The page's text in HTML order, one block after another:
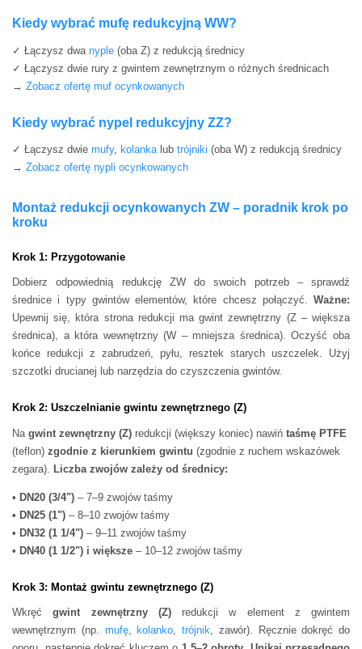
Kiedy wybrać mufę redukcyjną WW?
✓ Łączysz dwa nyple (oba Z) z redukcją średnicy
✓ Łączysz dwie rury z gwintem zewnętrznym o różnych średnicach
→ Zobacz ofertę muf ocynkowanych
Kiedy wybrać nypel redukcyjny ZZ?
✓ Łączysz dwie mufy, kolanka lub trójniki (oba W) z redukcją średnicy
→ Zobacz ofertę nypli ocynkowanych
Montaż redukcji ocynkowanych ZW – poradnik krok po
kroku
Krok 1: Przygotowanie
Dobierz odpowiednią redukcję ZW do swoich potrzeb – sprawdź
średnice i typy gwintów elementów, które chcesz połączyć. Ważne:
Upewnij się, która strona redukcji ma gwint zewnętrzny (Z – większa
średnica), a która wewnętrzny (W – mniejsza średnica). Oczyść oba
końce redukcji z zabrudzeń, pyłu, resztek starych uszczelek. Użyj
szczotki drucianej lub narzędzia do czyszczenia gwintów.
Krok 2: Uszczelnianie gwintu zewnętrznego (Z)
Na gwint zewnętrzny (Z) redukcji (większy koniec) nawiń taśmę PTFE
(teflon) zgodnie z kierunkiem gwintu (zgodnie z ruchem wskazówek
zegara). Liczba zwojów zależy od średnicy:
• DN20 (3/4") – 7–9 zwojów taśmy
• DN25 (1") – 8–10 zwojów taśmy
• DN32 (1 1/4") – 9–11 zwojów taśmy
• DN40 (1 1/2") i większe – 10–12 zwojów taśmy
Krok 3: Montaż gwintu zewnętrznego (Z)
Wkręćgwint zewnętrzny (Z)redukcji w element z gwintem
wewnętrznym (np. mufę, kolanko, trójnik, zawór). Ręcznie dokręć do